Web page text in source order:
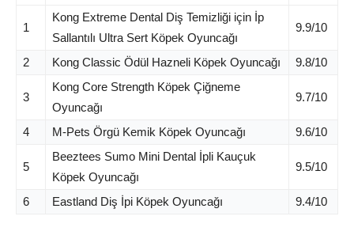
1
Kong Extreme Dental Diş Temizliği için İp
Sallantılı Ultra Sert Köpek Oyuncağı
9.9/10
2 Kong Classic Ödül Hazneli Köpek Oyuncağı 9.8/10
3
Kong Core Strength Köpek Çiğneme
Oyuncağı
9.7/10
4 M-Pets Örgü Kemik Köpek Oyuncağı 9.6/10
5
Beeztees Sumo Mini Dental İpli Kauçuk
Köpek Oyuncağı
9.5/10
6 Eastland Diş İpi Köpek Oyuncağı 9.4/10